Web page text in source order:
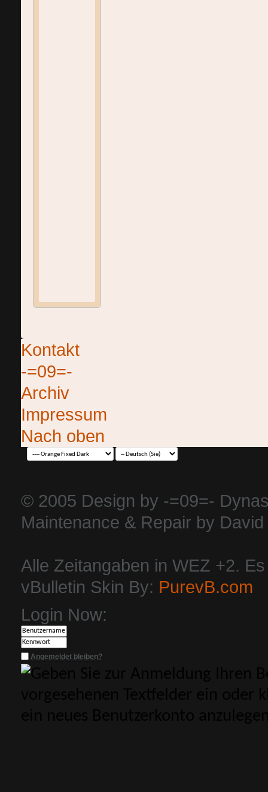
Kontakt
-=09=-
Archiv
Impressum
Nach oben
© 2005 Design by -=09=-
Maintenance & Repair by
Alle Zeitangaben in WEZ +2.
vBulletin Skin By: PurevB.com
Login Now:
Angemeldet bleiben?